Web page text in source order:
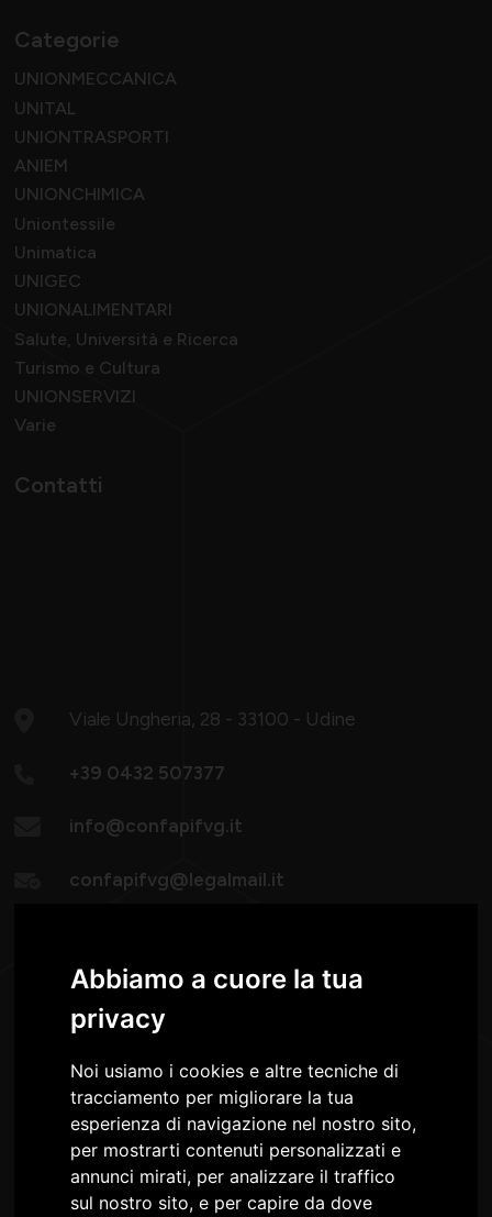
Abbiamo a cuore la tua
privacy
Noi usiamo i cookies e altre tecniche di
tracciamento per migliorare la tua
esperienza di navigazione nel nostro sito,
per mostrarti contenuti personalizzati e
annunci mirati, per analizzare il traffico
sul nostro sito, e per capire da dove
Categorie
UNIONMECCANICA
UNITAL
UNIONTRASPORTI
ANIEM
UNIONCHIMICA
Uniontessile
Unimatica
UNIGEC
UNIONALIMENTARI
Salute, Università e Ricerca
Turismo e Cultura
UNIONSERVIZI
Varie
Contatti
Viale Ungheria, 28 - 33100 - Udine
+39 0432 507377
info@confapifvg.it
confapifvg@legalmail.it
Venerdì: 8.30 -13.00
Confapi FVG è nel Consiglio e nella Giunta della